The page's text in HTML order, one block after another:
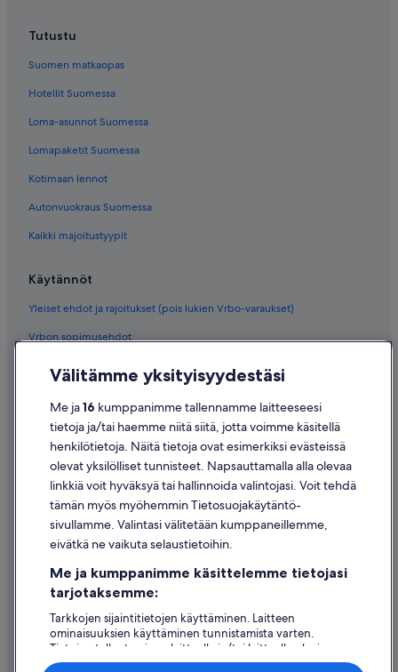
Tutustu
Suomen matkaopas
Hotellit Suomessa
Loma-asunnot Suomessa
Lomapaketit Suomessa
Kotimaan lennot
Autonvuokraus Suomessa
Kaikki majoitustyypit
Käytännöt
Yleiset ehdot ja rajoitukset (pois lukien Vrbo-varaukset)
Vrbon sopimusehdot
Evästeet
Käyttöehdot
Oikeudelliset tiedot / ota meihin yhteyttä
Sisältövaatimukset ja ilmoituksen tekeminen sisällöstä
Tuki
Ota yhteyttä
Hyvityksen hakeminen ja aikarajat
Varaa lento lentoyhtiön hyvityskupongeilla
Välitämme yksityisyydestäsi
Me ja16 kumppanimme tallennamme laitteeseesi
tietoja ja/tai haemme niitä siitä, jotta voimme käsitellä
henkilötietoja. Näitä tietoja ovat esimerkiksi evästeissä
olevat yksilölliset tunnisteet. Napsauttamalla alla olevaa
linkkiä voit hyväksyä tai hallinnoida valintojasi. Voit tehdä
tämän myös myöhemmin Tietosuojakäytäntö-
sivullamme. Valintasi välitetään kumppaneillemme,
eivätkä ne vaikuta selaustietoihin.
Me ja kumppanimme käsittelemme tietojasi
tarjotaksemme:
Tarkkojen sijaintitietojen käyttäminen. Laitteen
ominaisuuksien käyttäminen tunnistamista varten.
Tietojen tallentaminen laitteelle ja/tai laitteella olevien
tietojen käyttö. Kohdennettu mainonta ja personoitu